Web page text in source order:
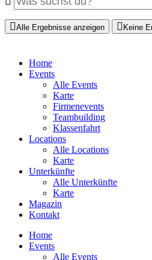
Alle Ergebnisse anzeigen Keine
Home
Events
Alle Events
Karte
Firmenevents
Teambuilding
Klassenfahrt
Locations
Alle Locations
Karte
Unterkünfte
Alle Unterkünfte
Karte
Magazin
Kontakt
Home
Events
Alle Events